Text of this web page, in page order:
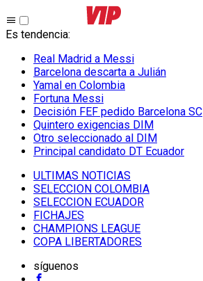
Es tendencia:
Real Madrid a Messi
Barcelona descarta a Julián
Yamal en Colombia
Fortuna Messi
Decisión FEF pedido Barcelona SC
Quintero exigencias DIM
Otro seleccionado al DIM
Principal candidato DT Ecuador
ULTIMAS NOTICIAS
SELECCION COLOMBIA
SELECCION ECUADOR
FICHAJES
CHAMPIONS LEAGUE
COPA LIBERTADORES
síguenos